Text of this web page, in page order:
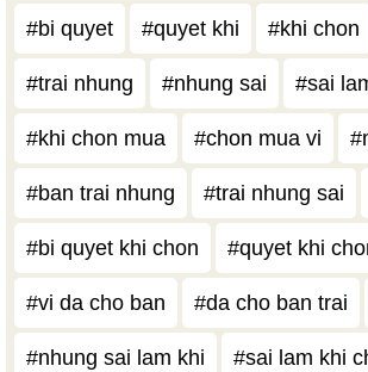
#bi quyet #quyet khi #khi chon
#trai nhung #nhung sai #sai
#khi chon mua #chon mua vi
#ban trai nhung #trai nhung sai
#bi quyet khi chon #quyet khi
#vi da cho ban #da cho ban trai
#nhung sai lam khi #sai lam khi